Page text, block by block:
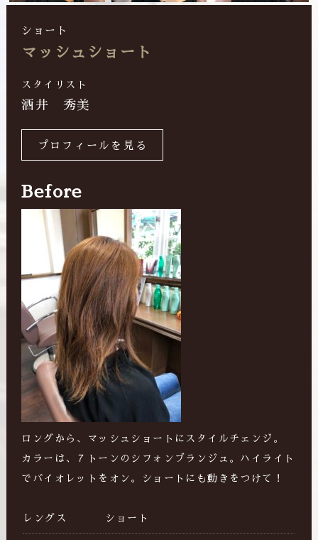
ショート
マッシュショート
スタイリスト
酒井 秀美
プロフィールを見る
Before
ロングから、マッシュショートにスタイルチェンジ。
カラーは、７トーンのシフォンブランジュ。ハイライト
でバイオレットをオン。ショートにも動きをつけて！
レングス ショート